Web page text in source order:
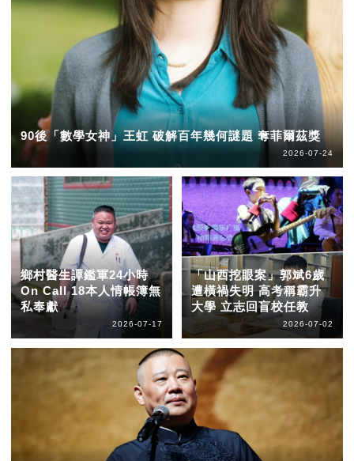
90後「數學女神」王虹 破解百年幾何謎題 奪菲爾茲獎
2026-07-24
鄉村醫生譚鑑軍24小時
On Call 18本人情帳簿無
私奉獻
2026-07-17
「山西挖眼案」郭斌6歲
遭橫禍失明 高考稱霸升
大學 立志回盲校任教
2026-07-02